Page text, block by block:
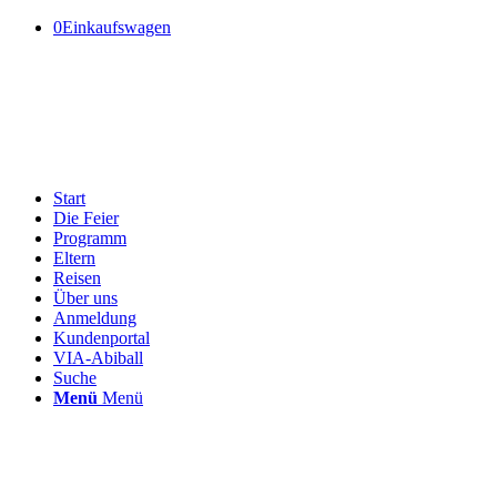
0Einkaufswagen
Start
Die Feier
Programm
Eltern
Reisen
Über uns
Anmeldung
Kundenportal
VIA-Abiball
Suche
Menü Menü